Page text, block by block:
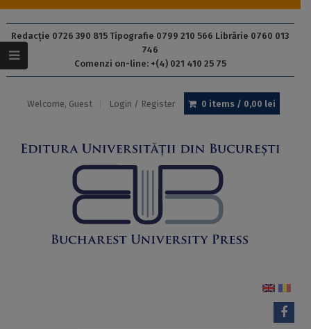
Redacție 0726 390 815 Tipografie 0799 210 566 Librărie 0760 013
746
Comenzi on-line: +(4) 021 410 25 75
Welcome, Guest Login / Register 0 items / 0,00 lei